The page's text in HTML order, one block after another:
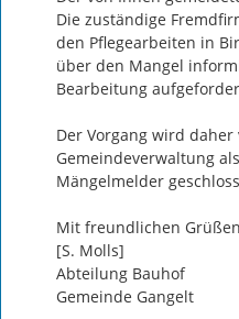
Die zuständige
den Pflegearbeiten in
über den Mangel
Bearbeitung
Der Vorgang wird
Gemeindeverwaltung
Mängelmelder
Mit freundlichen Grüßen
[S. Molls]
Abteilung Bauhof
Gemeinde Gangelt